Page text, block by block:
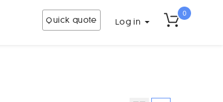
Quick quote Log in
0